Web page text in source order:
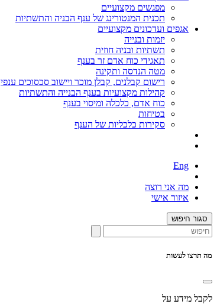
מפגשים מקצועיים
תכנית המנטורינג של ענף הבניה והתשתיות
אגפים ועדכונים מקצועיים
יזמות ובנייה
תשתיות ובניה חוזית
תאגידי כוח אדם זר בענף
מטה הנדסה ותקינה
רישום קבלנים, קבלן מוכר ויישוב סכסוכים ענפי
קהילות מקצועיות בענף הבנייה והתשתיות
כוח אדם, כלכלה ומיסוי בענף
בטיחות
סקירות כלכליות של הענף
Eng
מה אני רוצה
איזור אישי
סגור חיפוש
מה תרצו לעשות
לקבל מידע על